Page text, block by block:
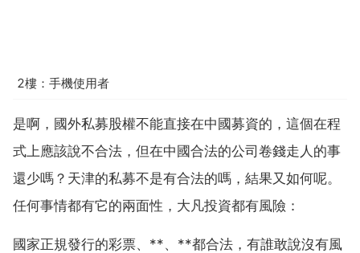
2樓：手機使用者
是啊，國外私募股權不能直接在中國募資的，這個在程
式上應該說不合法，但在中國合法的公司卷錢走人的事
還少嗎？天津的私募不是有合法的嗎，結果又如何呢。
任何事情都有它的兩面性，大凡投資都有風險：
國家正規發行的彩票、**、**都合法，有誰敢說沒有風